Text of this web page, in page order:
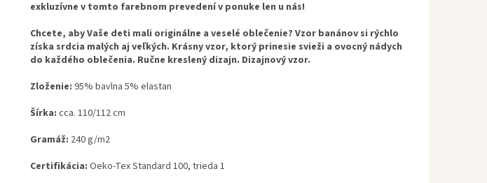
exkluzívne v tomto farebnom prevedení v ponuke len u nás!
Chcete, aby Vaše deti mali originálne a veselé oblečenie? Vzor banánov si rýchlo
získa srdcia malých aj veľkých. Krásny vzor, ktorý prinesie svieži a ovocný nádych
do každého oblečenia. Ručne kreslený dizajn. Dizajnový vzor.
Zloženie: 95% bavlna 5% elastan
Šírka: cca. 110/112 cm
Gramáž: 240 g/m2
Certifikácia: Oeko-Tex Standard 100, trieda 1